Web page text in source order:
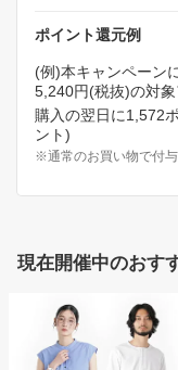
ポイント還元例
(例)本キャンペーン
5,240円(税抜)の対
購入の翌日に1,572
ント)
※通常のお買い物で付与
現在開催中のおす